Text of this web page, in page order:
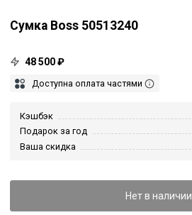
Сумка Boss 50513240
48 500 ₽
Доступна оплата частями
Кэшбэк
Подарок за год
Ваша скидка
Нет в наличии